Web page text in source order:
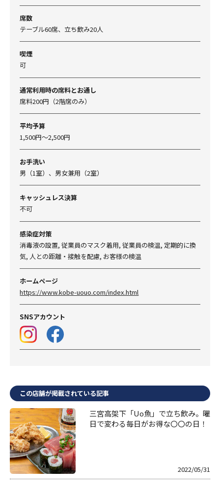
席数
テーブル60席、立ち飲み20人
喫煙
可
通常利用時の席料とお通し
席料200円（2階席のみ）
平均予算
1,500円～2,500円
お手洗い
男（1室）、男女兼用（2室）
キャッシュレス決算
不可
感染症対策
消毒液の設置, 従業員のマスク着用, 従業員の検温, 定期的に換
気, 人との距離・接触を配慮, お客様の検温
ホームページ
https://www.kobe-uouo.com/index.html
SNSアカウント
この店舗が掲載されている記事
三宮高架下「Uo魚」で立ち飲み。曜
日で変わる毎日がお得な〇〇の日！
2022/05/31